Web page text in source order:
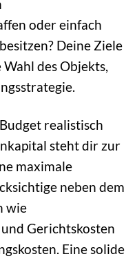
oder einfach
Deine Ziele
des Objekts,
realistisch
steht dir zur
maximale
neben dem
wie
Gerichtskosten
Eine solide